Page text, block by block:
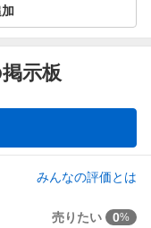
示板
みんなの評価とは
売りたい 0%